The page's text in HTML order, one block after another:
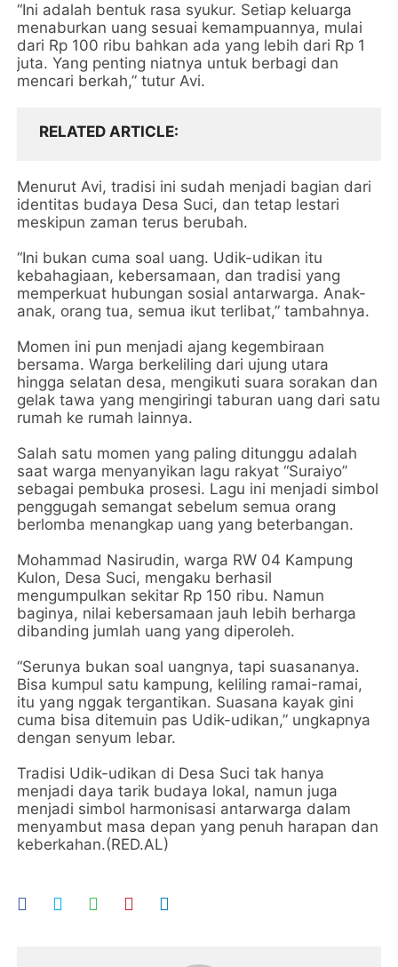
“Ini adalah bentuk rasa syukur. Setiap keluarga
menaburkan uang sesuai kemampuannya, mulai
dari Rp 100 ribu bahkan ada yang lebih dari Rp 1
juta. Yang penting niatnya untuk berbagi dan
mencari berkah,” tutur Avi.
RELATED ARTICLE
Menurut Avi, tradisi ini sudah menjadi bagian dari
identitas budaya Desa Suci, dan tetap lestari
meskipun zaman terus berubah.
“Ini bukan cuma soal uang. Udik-udikan itu
kebahagiaan, kebersamaan, dan tradisi yang
memperkuat hubungan sosial antarwarga. Anak-
anak, orang tua, semua ikut terlibat,” tambahnya.
Momen ini pun menjadi ajang kegembiraan
bersama. Warga berkeliling dari ujung utara
hingga selatan desa, mengikuti suara sorakan dan
gelak tawa yang mengiringi taburan uang dari satu
rumah ke rumah lainnya.
Salah satu momen yang paling ditunggu adalah
saat warga menyanyikan lagu rakyat “Suraiyo”
sebagai pembuka prosesi. Lagu ini menjadi simbol
penggugah semangat sebelum semua orang
berlomba menangkap uang yang beterbangan.
Mohammad Nasirudin, warga RW 04 Kampung
Kulon, Desa Suci, mengaku berhasil
mengumpulkan sekitar Rp 150 ribu. Namun
baginya, nilai kebersamaan jauh lebih berharga
dibanding jumlah uang yang diperoleh.
“Serunya bukan soal uangnya, tapi suasananya.
Bisa kumpul satu kampung, keliling ramai-ramai,
itu yang nggak tergantikan. Suasana kayak gini
cuma bisa ditemuin pas Udik-udikan,” ungkapnya
dengan senyum lebar.
Tradisi Udik-udikan di Desa Suci tak hanya
menjadi daya tarik budaya lokal, namun juga
menjadi simbol harmonisasi antarwarga dalam
menyambut masa depan yang penuh harapan dan
keberkahan.(RED.AL)